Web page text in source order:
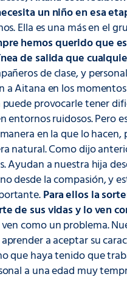
un niño en esa
Ella es una más en el
hemos querido que
de salida que
de clase, y
a Aitana en los
provocarle tener
entornos ruidosos. Pero
en la que lo
natural. Como dijo
Ayudan a nuestra hija
desde la compasión, y
Para ellos la
de sus vidas y lo ven
como un problema.
a aceptar su
que haya tenido que
a una edad muy